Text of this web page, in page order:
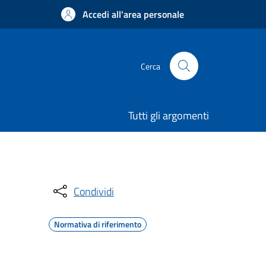
Accedi all'area personale
Cerca
Tutti gli argomenti
Condividi
Normativa di riferimento